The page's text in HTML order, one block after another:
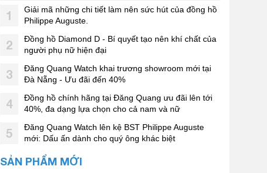
1
Giải mã những chi tiết làm nên sức hút của đồng hồ
Philippe Auguste.
2
Đồng hồ Diamond D - Bí quyết tạo nên khí chất của
người phụ nữ hiện đại
3
Đăng Quang Watch khai trương showroom mới tại
Đà Nẵng - Ưu đãi đến 40%
4
Đồng hồ chính hãng tại Đăng Quang ưu đãi lên tới
40%, đa dạng lựa chọn cho cả nam và nữ
5
Đăng Quang Watch lên kệ BST Philippe Auguste
mới: Dấu ấn dành cho quý ông khác biệt
SẢN PHẨM MỚI